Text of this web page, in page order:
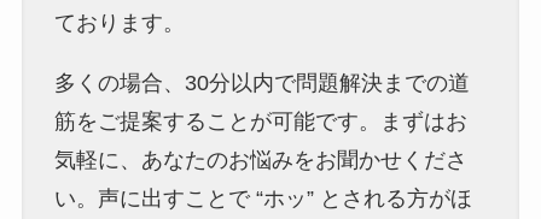
ております。
多くの場合、30分以内で問題解決までの道
筋をご提案することが可能です。まずはお
気軽に、あなたのお悩みをお聞かせくださ
い。声に出すことで “ホッ” とされる方がほ